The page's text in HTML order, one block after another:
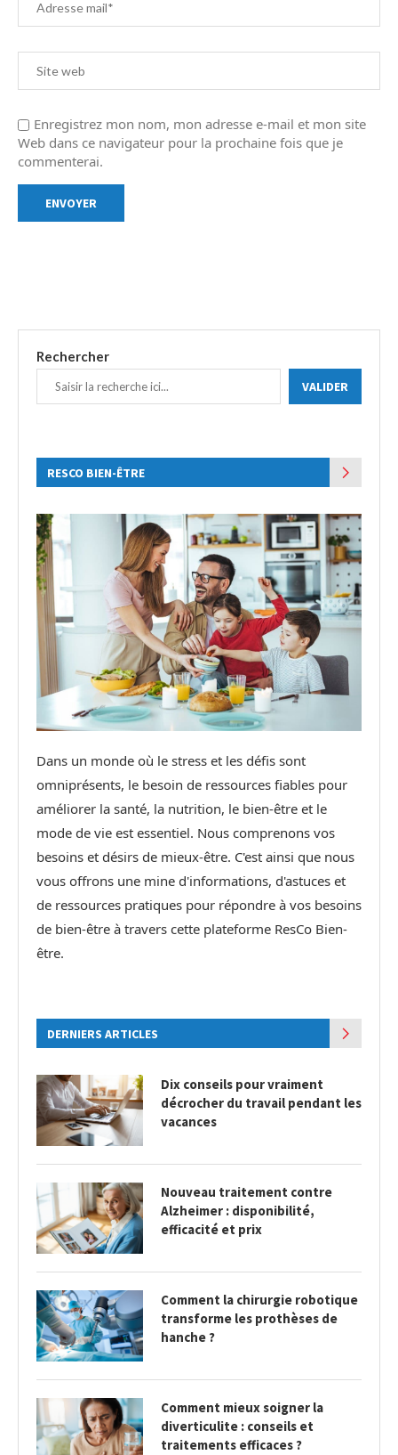
Enregistrez mon nom, mon adresse e-mail et mon site
Web dans ce navigateur pour la prochaine fois que je
commenterai.
Rechercher
VALIDER
RESCO BIEN-ÊTRE
Dans un monde où le stress et les défis sont
omniprésents, le besoin de ressources fiables pour
améliorer la santé, la nutrition, le bien-être et le
mode de vie est essentiel. Nous comprenons vos
besoins et désirs de mieux-être. C'est ainsi que nous
vous offrons une mine d'informations, d'astuces et
de ressources pratiques pour répondre à vos besoins
de bien-être à travers cette plateforme ResCo Bien-
être.
DERNIERS ARTICLES
Dix conseils pour vraiment
décrocher du travail pendant les
vacances
Nouveau traitement contre
Alzheimer : disponibilité,
efficacité et prix
Comment la chirurgie robotique
transforme les prothèses de
hanche ?
Comment mieux soigner la
diverticulite : conseils et
traitements efficaces ?